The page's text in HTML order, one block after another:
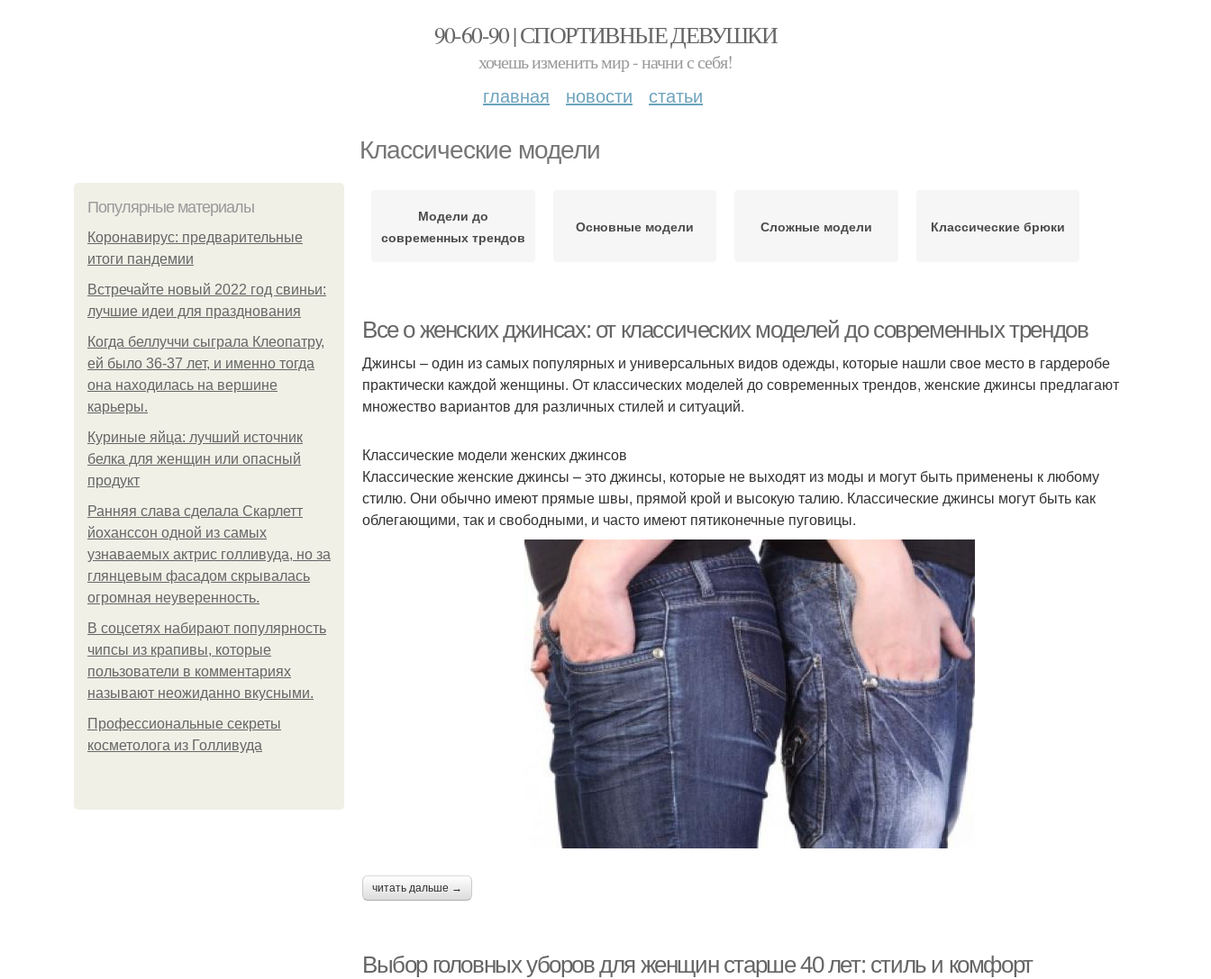
90-60-90 | СПОРТИВНЫЕ ДЕВУШКИ
хочешь изменить мир - начни с себя!
главная новости статьи
Классические модели
Популярные материалы
Коронавирус: предварительные
итоги пандемии
Встречайте новый 2022 год свиньи:
лучшие идеи для празднования
Когда беллуччи сыграла Клеопатру,
ей было 36-37 лет, и именно тогда
она находилась на вершине
карьеры.
Куриные яйца: лучший источник
белка для женщин или опасный
продукт
Ранняя слава сделала Скарлетт
йоханссон одной из самых
узнаваемых актрис голливуда, но за
глянцевым фасадом скрывалась
огромная неуверенность.
В соцсетях набирают популярность
чипсы из крапивы, которые
пользователи в комментариях
называют неожиданно вкусными.
Профессиональные секреты
косметолога из Голливуда
Модели до
современных трендов
Основные модели Сложные модели Классические брюки
Все о женских джинсах: от классических моделей до современных трендов
Джинсы – один из самых популярных и универсальных видов одежды, которые нашли свое место в гардеробе
практически каждой женщины. От классических моделей до современных трендов, женские джинсы предлагают
множество вариантов для различных стилей и ситуаций.
Классические модели женских джинсов
Классические женские джинсы – это джинсы, которые не выходят из моды и могут быть применены к любому
стилю. Они обычно имеют прямые швы, прямой крой и высокую талию. Классические джинсы могут быть как
облегающими, так и свободными, и часто имеют пятиконечные пуговицы.
читать дальше →
Выбор головных уборов для женщин старше 40 лет: стиль и комфорт